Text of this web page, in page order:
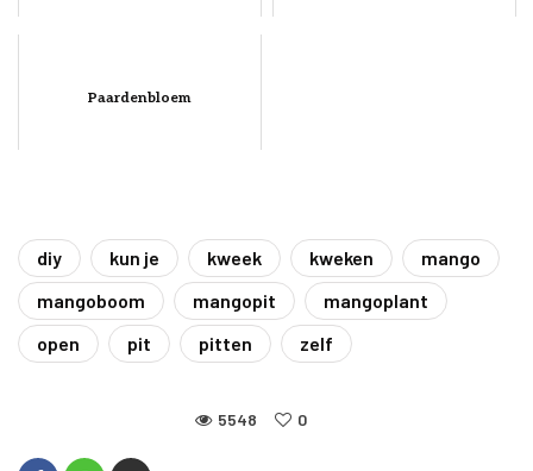
Paardenbloem
diy kun je kweek kweken
mango
mangoboom
mangopit
mangoplant
open
pit pitten zelf
5548 0